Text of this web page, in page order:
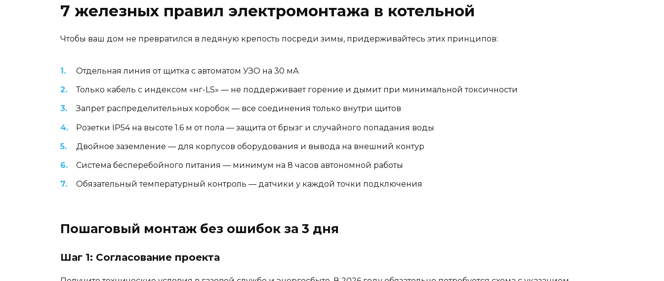
7 железных правил электромонтажа в котельной
Чтобы ваш дом не превратился в ледяную крепость посреди зимы, придерживайтесь этих принципов:
Отдельная линия от щитка с автоматом УЗО на 30 мА
Только кабель с индексом «нг-LS» — не поддерживает горение и дымит при минимальной токсичности
Запрет распределительных коробок — все соединения только внутри щитов
Розетки IP54 на высоте 1.6 м от пола — защита от брызг и случайного попадания воды
Двойное заземление — для корпусов оборудования и вывода на внешний контур
Система бесперебойного питания — минимум на 8 часов автономной работы
Обязательный температурный контроль — датчики у каждой точки подключения
Пошаговый монтаж без ошибок за 3 дня
Шаг 1: Согласование проекта